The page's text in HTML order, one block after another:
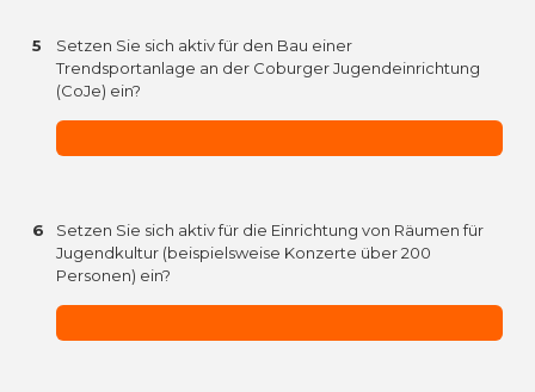
5
Setzen Sie sich aktiv für den Bau einer
Trendsportanlage an der Coburger Jugendeinrichtung
(CoJe) ein?
6
Setzen Sie sich aktiv für die Einrichtung von Räumen für
Jugendkultur (beispielsweise Konzerte über 200
Personen) ein?